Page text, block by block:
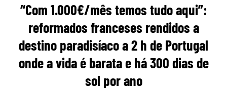
“Com 1.000€/mês temos tudo aqui”:
reformados franceses rendidos a
destino paradisíaco a 2 h de Portugal
onde a vida é barata e há 300 dias de
sol por ano